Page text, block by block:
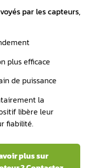
par les capteurs,
plus efficace
de puissance
la
libère leur
fiabilité.
plus sur